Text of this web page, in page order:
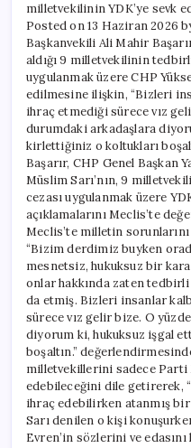
milletvekilinin YDK’ye sevk
Posted on 13 Haziran 2026
Başkanvekili Ali Mahir
aldığı 9 milletvekilinin
uygulanmak üzere CHP
edilmesine ilişkin, “Bizleri
ihraç etmediği sürece vız
durumdaki arkadaşlara
kirlettiğiniz o koltukları
Başarır, CHP Genel Başkan
Müslim Sarı’nın, 9
cezası uygulanmak üzere
açıklamalarını Meclis’te
Meclis’te milletin
“Bizim derdimiz buyken
mesnetsiz, hukuksuz bir
onlar hakkında zaten
da etmiş. Bizleri insanlar
sürece vız gelir bize. O
diyorum ki, hukuksuz işgal
boşaltın.”
milletvekillerini sadece Parti
edebileceğini dile getirerek,
ihraç edebilirken atanmış
Sarı denilen o kişi
Evren’in sözlerini ve edasını